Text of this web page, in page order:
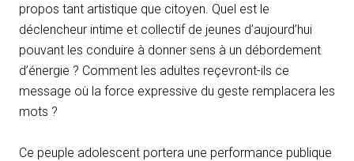
propos tant artistique que citoyen. Quel est le
déclencheur intime et collectif de jeunes d’aujourd’hui
pouvant les conduire à donner sens à un débordement
d’énergie ? Comment les adultes reçevront-ils ce
message où la force expressive du geste remplacera les
mots ?
Ce peuple adolescent portera une performance publique